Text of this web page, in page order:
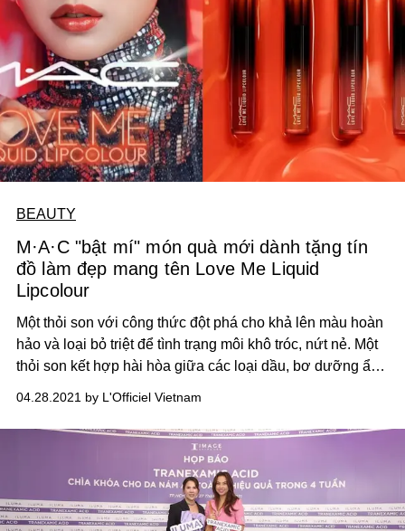
BEAUTY
M·A·C "bật mí" món quà mới dành tặng tín
đồ làm đẹp mang tên Love Me Liquid
Lipcolour
Một thỏi son với công thức đột phá cho khả lên màu hoàn
hảo và loại bỏ triệt để tình trạng môi khô tróc, nứt nẻ. Một
thỏi son kết hợp hài hòa giữa các loại dầu, bơ dưỡng ẩm
Một thỏi son giúp bạn tự do thể hiện cá tính riêng với mọi
sắc thái màu yêu thích, đồng thời mang đến cảm giác
thoải mái bậc nhất tựa như không thoa son. M·A·C đã
biến thỏi son tuyệt vời này thành hiện thực như thế nào?
04.28.2021 by L'Officiel Vietnam